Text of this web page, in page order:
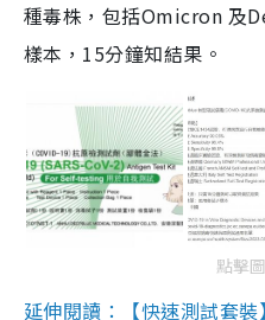
種毒株，包括Omicron 及
樣本，15分鐘知結果。
點擊
延伸閱讀：【快速測試套